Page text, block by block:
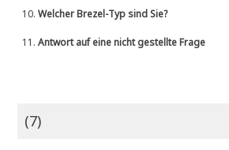
10.Welcher Brezel-Typ sind Sie?
11.Antwort auf eine nicht gestellte Frage
(7)